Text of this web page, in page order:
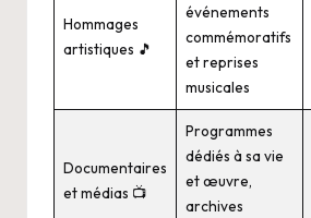
Hommages
artistiques 🎵
événements
commémoratifs
et reprises
musicales
Documentaires
et médias 📺
Programmes
dédiés à sa vie
et œuvre,
archives